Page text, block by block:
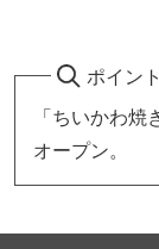
ポイント
「ちいかわ
オープン。